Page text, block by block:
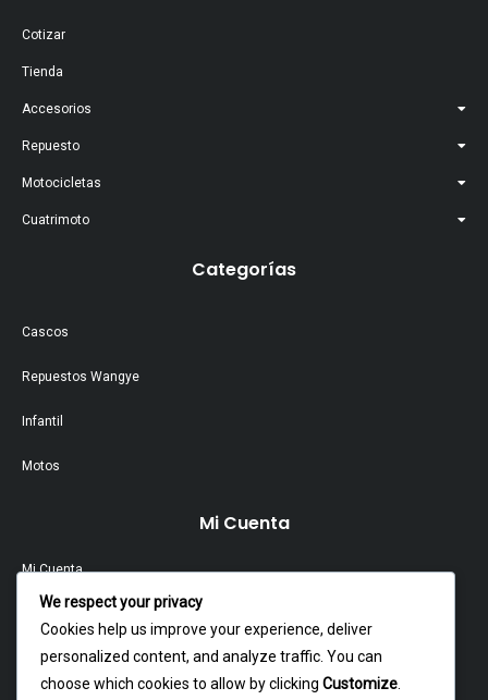
Cotizar
Tienda
Accesorios
Repuesto
Motocicletas
Cuatrimoto
Categorías
Cascos
Repuestos Wangye
Infantil
Motos
Mi Cuenta
Mi Cuenta
Garantía Y Devoluciones
We respect your privacy
Cookies help us improve your experience, deliver
personalized content, and analyze traffic. You can
choose which cookies to allow by clicking Customize